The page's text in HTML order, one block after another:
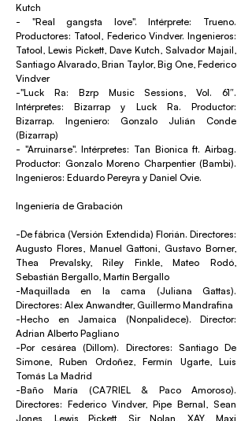
Kutch
- "Real gangsta love". Intérprete: Trueno.
Productores: Tatool, Federico Vindver. Ingenieros:
Tatool, Lewis Pickett, Dave Kutch, Salvador Majail,
Santiago Alvarado, Brian Taylor, Big One, Federico
Vindver
-"Luck Ra: Bzrp Music Sessions, Vol. 61″.
Intérpretes: Bizarrap y Luck Ra. Productor:
Bizarrap. Ingeniero: Gonzalo Julián Conde
(Bizarrap)
- "Arruinarse". Intérpretes: Tan Bionica ft. Airbag.
Productor: Gonzalo Moreno Charpentier (Bambi).
Ingenieros: Eduardo Pereyra y Daniel Ovie.
Ingeniería de Grabación
-De fábrica (Versión Extendida) Florián. Directores:
Augusto Flores, Manuel Gattoni, Gustavo Borner,
Thea Prevalsky, Riley Finkle, Mateo Rodó,
Sebastián Bergallo, Martín Bergallo
-Maquillada en la cama (Juliana Gattas).
Directores: Alex Anwandter, Guillermo Mandrafina
-Hecho en Jamaica (Nonpalidece). Director:
Adrian Alberto Pagliano
-Por cesárea (Dillom). Directores: Santiago De
Simone, Ruben Ordoñez, Fermín Ugarte, Luis
Tomás La Madrid
-Baño María (CA7RIEL & Paco Amoroso).
Directores: Federico Vindver, Pipe Bernal, Sean
Jones, Lewis Pickett, Sir Nolan, XAY, Maxi